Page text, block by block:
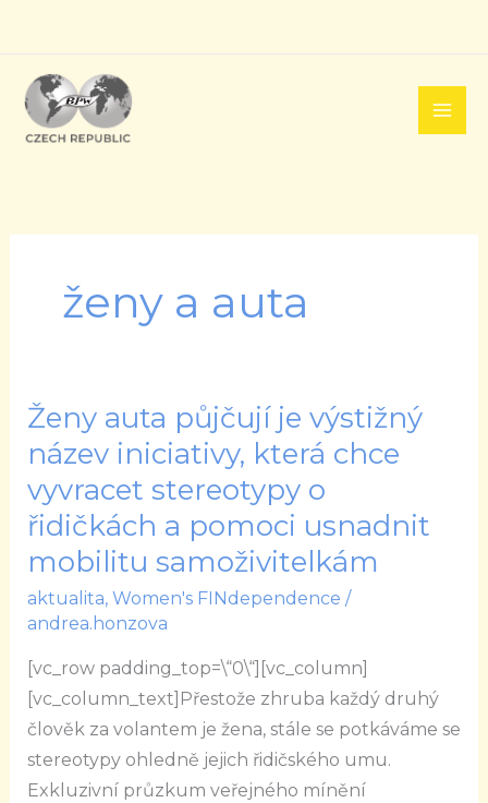
obsah
ženy a auta
Ženy auta půjčují je výstižný
název iniciativy, která chce
vyvracet stereotypy o
řidičkách a pomoci usnadnit
mobilitu samoživitelkám
aktualita, Women's FINdependence /
andrea.honzova
[vc_row padding_top=\“0\“][vc_column]
[vc_column_text]Přestože zhruba každý druhý
člověk za volantem je žena, stále se potkáváme se
stereotypy ohledně jejich řidičského umu.
Exkluzivní průzkum veřejného mínění
Ženy
auta
je
výstižný
název
iniciativy,
která
chce
vyvracet
stereotypy
řidičkách